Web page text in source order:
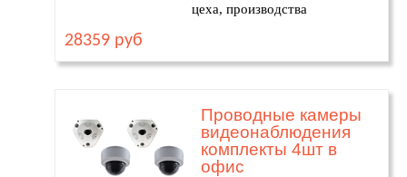
цеха, производства
28359 руб
Проводные камеры
видеонаблюдения
комплекты 4шт в
офис